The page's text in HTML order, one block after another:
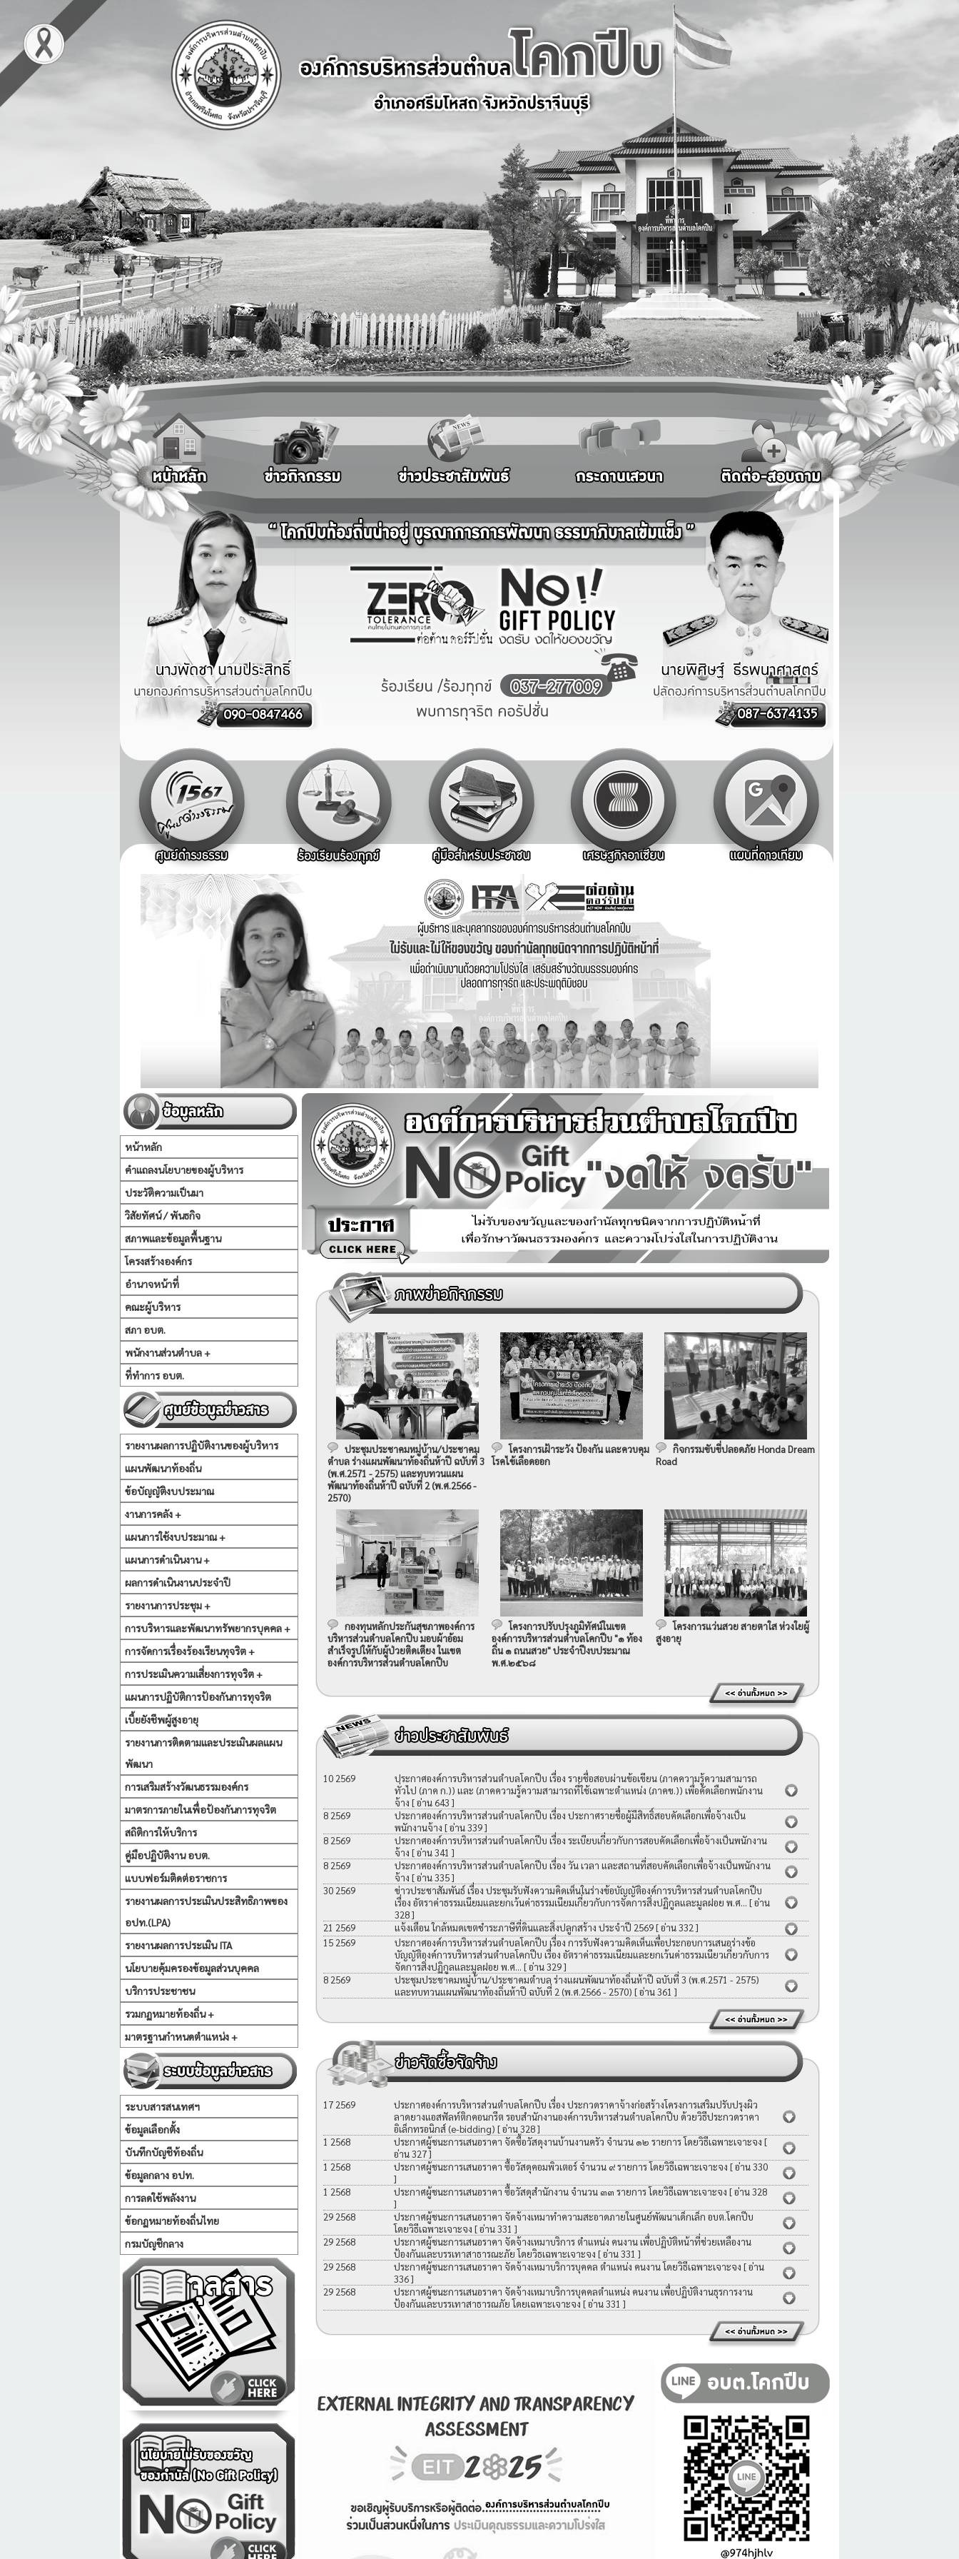
หน้าหลัก
คำแถลงนโยบายของผู้บริหาร
ประวัติความเป็นมา
วิสัยทัศน์ / พันธกิจ
สภาพและข้อมูลพื้นฐาน
โครงสร้างองค์กร
อำนาจหน้าที่
คณะผู้บริหาร
สภา อบต.
พนักงานส่วนตำบล +
ที่ทำการ อบต.
รายงานผลการปฏิบัติงานของผู้บริหาร
แผนพัฒนาท้องถิ่น
ข้อบัญญัติงบประมาณ
งานการคลัง +
แผนการใช้งบประมาณ +
แผนการดำเนินงาน +
ผลการดำเนินงานประจำปี
รายงานการประชุม +
การบริหารและพัฒนาทรัพยากรบุคคล +
การจัดการเรื่องร้องเรียนทุจริต +
การประเมินความเสี่ยงการทุจริต +
แผนการปฏิบัติการป้องกันการทุจริต
เบี้ยยังชีพผู้สูงอายุ
รายงานการติดตามและประเมินผลแผน
พัฒนา
การเสริมสร้างวัฒนธรรมองค์กร
มาตรการภายในเพื่อป้องกันการทุจริต
สถิติการให้บริการ
คู่มือปฏิบัติงาน อบต.
แบบฟอร์มติดต่อราชการ
รายงานผลการประเมินประสิทธิภาพของ
อปท.(LPA)
รายงานผลการประเมิน ITA
นโยบายคุ้มครองข้อมูลส่วนบุคคล
บริการประชาชน
รวมกฏหมายท้องถิ่น +
มาตรฐานกำหนดตำแหน่ง +
ระบบสารสนเทศฯ
ข้อมูลเลือกตั้ง
บันทึกบัญชีท้องถิ่น
ข้อมูลกลาง อปท.
การลดใช้พลังงาน
ข้อกฏหมายท้องถิ่นไทย
กรมบัญชีกลาง
ประชุมประชาคมหมู่บ้าน/ประชาคม
ตำบล ร่างแผนพัฒนาท้องถิ่นห้าปี ฉบับที่ 3
(พ.ศ.2571 - 2575) และทบทวนแผน
พัฒนาท้องถิ่นห้าปี ฉบับที่ 2 (พ.ศ.2566 -
2570)
โครงการเฝ้าระวัง ป้องกัน และควบคุม
โรคไข้เลือดออก
กิจกรรมขับขี่ปลอดภัย Honda Dream
Road
กองทุนหลักประกันสุขภาพองค์การ
บริหารส่วนตำบลโคกปีบ มอบผ้าอ้อม
สำเร็จรูปให้กับผู้ป่วยติดเตียง ในเขต
องค์การบริหารส่วนตำบลโคกปีบ
โครงการปรับปรุงภูมิทัศน์ในเขต
องค์การบริหารส่วนตำบลโคกปีบ "๑ ท้อง
ถิ่น ๑ ถนนสวย" ประจำปีงบประมาณ
พ.ศ.๒๕๖๘
โครงการแว่นสวย สายตาใส ห่วงใยผู้
สูงอายุ
10 2569
ประกาศองค์การบริหารส่วนตำบลโคกปีบ เรื่อง รายชื่อสอบผ่านข้อเขียน (ภาคความรู้ความสามารถ
ทั่วไป (ภาค ก.)) และ (ภาคความรู้ความสามารถที่ใช้เฉพาะตำแหน่ง (ภาคข.)) เพื่อคัดเลือกพนักงาน
จ้าง [ อ่าน 643 ]
8 2569
ประกาศองค์การบริหารส่วนตำบลโคกปีบ เรื่อง ประกาศรายชื่อผู้มีสิทธิ์สอบคัดเลือกเพื่อจ้างเป็น
พนักงานจ้าง [ อ่าน 339 ]
8 2569
ประกาศองค์การบริหารส่วนตำบลโคกปีบ เรื่อง ระเบียบเกี่ยวกับการสอบคัดเลือกเพื่อจ้างเป็นพนักงาน
จ้าง [ อ่าน 341 ]
8 2569
ประกาศองค์การบริหารส่วนตำบลโคกปีบ เรื่อง วัน เวลา และสถานที่สอบคัดเลือกเพื่อจ้างเป็นพนักงาน
จ้าง [ อ่าน 335 ]
30 2569
ข่าวประชาสัมพันธ์ เรื่อง ประชุมรับฟังความคิดเห็นในร่างข้อบัญญัติองค์การบริหารส่วนตำบลโคกปีบ
เรื่อง อัตราค่าธรรมเนียมและยกเว้นค่าธรรมเนียมเกี่ยวกับการจัดการสิ่งปฏิกูลและมูลฝอย พ.ศ... [ อ่าน
328 ]
21 2569
แจ้งเตือน ใกล้หมดเขตชำระภาษีที่ดินและสิ่งปลูกสร้าง ประจำปี 2569[ อ่าน 332 ]
15 2569
ประกาศองค์การบริหารส่วนตำบลโคกปีบ เรื่อง การรับฟังความคิดเห็นเพื่อประกอบการเสนอร่างข้อ
บัญญัติองค์การบริหารส่วนตำบลโคกปีบ เรื่อง อัตราค่าธรรมเนียมและยกเว้นค่าธรรมเนียวเกี่ยวกับการ
จัดการสิ่งปฏิกูลและมูลฝอย พ.ศ... [ อ่าน 329 ]
8 2569
ประชุมประชาคมหมู่บ้าน/ประชาคมตำบล ร่างแผนพัฒนาท้องถิ่นห้าปี ฉบับที่ 3 (พ.ศ.2571 - 2575)
และทบทวนแผนพัฒนาท้องถิ่นห้าปี ฉบับที่ 2 (พ.ศ.2566 - 2570) [ อ่าน 361 ]
17 2569
ประกาศองค์การบริหารส่วนตำบลโคกปีบ เรื่อง ประกวดราคาจ้างก่อสร้างโครงการเสริมปรับปรุงผิว
ลาดยางแอสฟัลท์ติกคอนกรีต รอบสำนักงานองค์การบริหารส่วนตำบลโคกปีบ ด้วยวิธีประกวดราคา
อิเล็กทรอนิกส์ (e-bidding) [ อ่าน 328 ]
1 2568
ประกาศผู้ชนะการเสนอราคา จัดซื้อวัสดุงานบ้านงานครัว จำนวน ๑๒ รายการ โดยวิธีเฉพาะเจาะจง [
อ่าน 327 ]
1 2568
ประกาศผู้ชนะการเสนอราคา ซื้อวัสดุคอมพิวเตอร์ จำนวน ๙ รายการ โดยวิธีเฉพาะเจาะจง [ อ่าน 330
]
1 2568
ประกาศผู้ชนะการเสนอราคา ซื้อวัสดุสำนักงาน จำนวน ๓๓ รายการ โดยวิธีเฉพาะเจาะจง [ อ่าน 328
]
29 2568
ประกาศผู้ชนะการเสนอราคา จัดจ้างเหมาทำความสะอาดภายในศูนย์พัฒนาเด็กเล็ก อบต.โคกปีบ
โดยวิธีเฉพาะเจาะจง [ อ่าน 331 ]
29 2568
ประกาศผู้ชนะการเสนอราคา จัดจ้างเหมาบริการ ตำแหน่ง คนงาน เพื่อปฏิบัติหน้าที่ช่วยเหลืองาน
ป้องกันและบรรเทาสาธารณะภัย โดยวิธเฉพาะเจาะจง [ อ่าน 331 ]
29 2568
ประกาศผู้ชนะการเสนอราคา จัดจ้างเหมาบริการบุคคล ตำแหน่ง คนงาน โดยวิธีเฉพาะเจาะจง [ อ่าน
336 ]
29 2568
ประกาศผู้ชนะการเสนอราคา จัดจ้างเหมาบริการบุคคลตำแหน่ง คนงาน เพื่อปฏิบัติงานธุรการงาน
ป้องกันและบรรเทาสาธารณภัย โดยเฉพาะเจาะจง [ อ่าน 331 ]